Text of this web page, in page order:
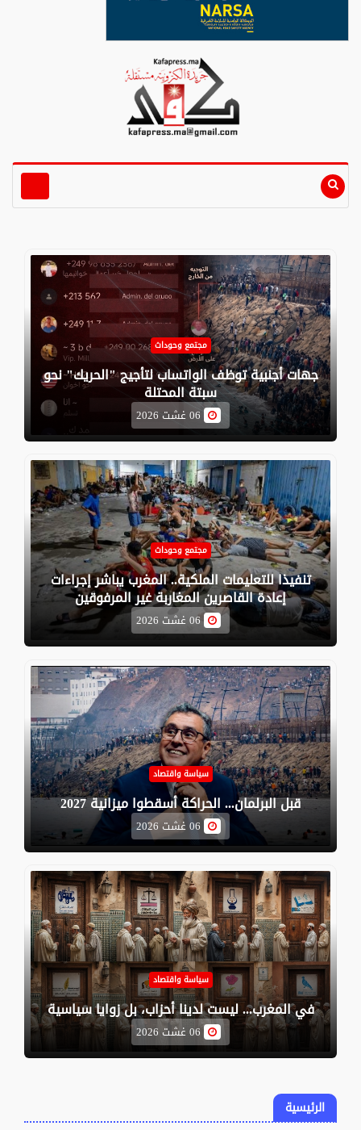
مجتمع وحوداث
جهات أجنبية توظف الواتساب لتأجيج "الحريك" نحو
سبتة المحتلة
06 غشت 2026
مجتمع وحوداث
تنفيذا للتعليمات الملكية.. المغرب يباشر إجراءات
إعادة القاصرين المغاربة غير المرفوقين
06 غشت 2026
سياسة واقتصاد
قبل البرلمان... الحراكة أسقطوا ميزانية 2027
06 غشت 2026
سياسة واقتصاد
في المغرب... ليست لدينا أحزاب، بل زوايا سياسية
06 غشت 2026
الرئيسية